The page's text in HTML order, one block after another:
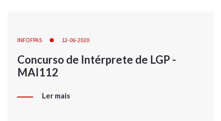
INFOFPAS 12-06-2020
Concurso de Intérprete de LGP -
MAI112
Ler mais